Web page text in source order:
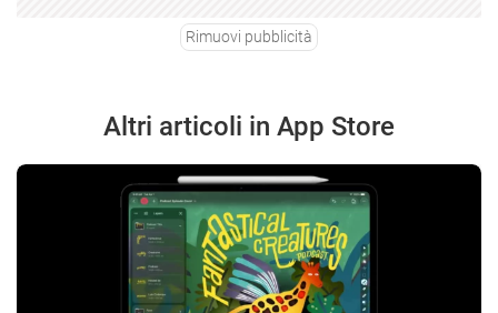
Rimuovi pubblicità
Altri articoli in App Store